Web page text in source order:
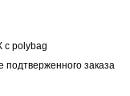
с polybag
подтверженного заказа